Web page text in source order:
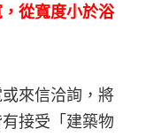
從寬度小於浴
來信洽詢，將
接受「建築物